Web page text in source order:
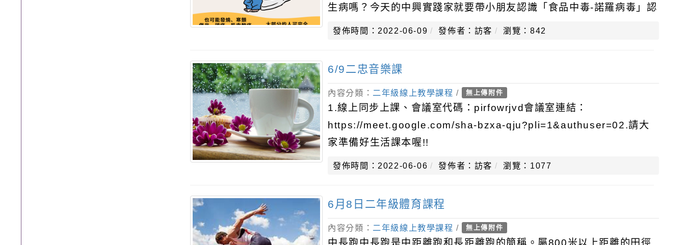
生病嗎？今天的中興實踐家就要帶小朋友認識「食品中毒-諾羅病毒」認
識諾羅病毒：https://www.youtube.com
發佈時間：2022-06-09 發佈者：訪客 瀏覽：842
6/9二忠音樂課
內容分類： 二年級線上教學課程 / 無上傳附件
1.線上同步上課、會議室代碼：pirfowrjvd會議室連結：
https://meet.google.com/sha-bzxa-qju?pli=1&authuser=02.請大
家準備好生活課本喔!!
發佈時間：2022-06-06 發佈者：訪客 瀏覽：1077
6月8日二年級體育課程
內容分類： 二年級線上教學課程 / 無上傳附件
中長跑中長跑是中距離跑和長距離跑的簡稱。屬800米以上距離的田徑